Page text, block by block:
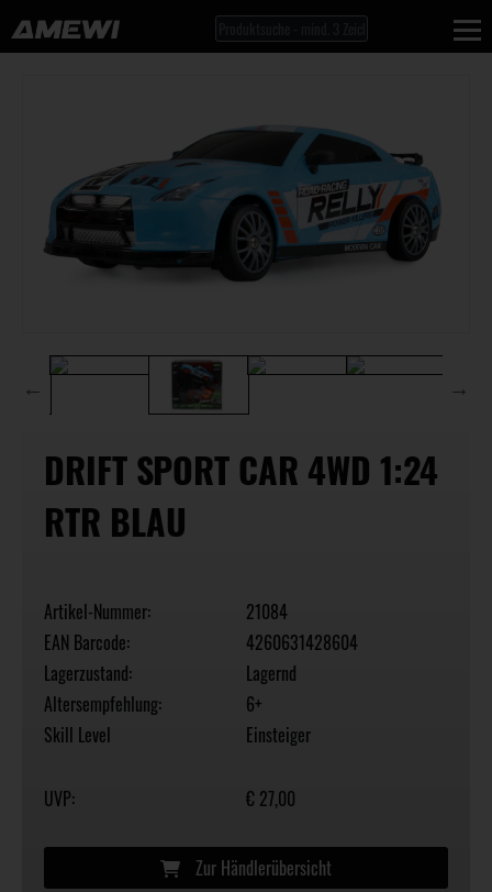
DRIFT SPORT CAR 4WD 1:24
RTR BLAU
Artikel-Nummer:
21084
EAN Barcode:
4260631428604
Lagerzustand:
Lagernd
Altersempfehlung:
6+
Skill Level
Einsteiger
UVP: € 27,00
Zur Händlerübersicht